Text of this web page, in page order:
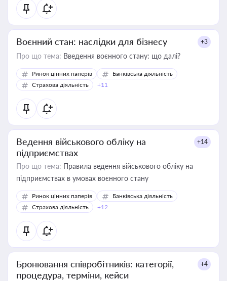
Воєнний стан: наслідки для бізнесу +3
Про що тема: Введення воєнного стану: що далі?
Ринок цінних паперів
Банківська діяльність
Страхова діяльність
+11
Ведення військового обліку на
підприємствах
+14
Про що тема: Правила ведення військового обліку на
підприємствах в умовах воєнного стану
Ринок цінних паперів
Банківська діяльність
Страхова діяльність
+12
Бронювання співробітників: категорії,
процедура, терміни, кейси
+4